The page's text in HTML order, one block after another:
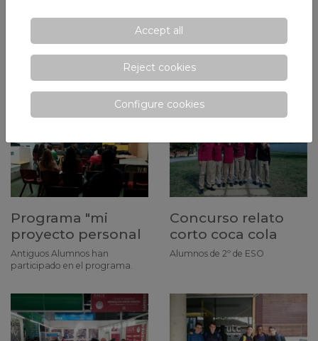
projects made by Primary and
Ong nasco feeding
minds
XALOC ha fet una donació dels
equips que s'han renovat
Programa "mi
proyecto personal
Antiguos Alumnos han
participado en el programa.
Concurso relato
corto coca cola
Alumnos de 2º de ESO
Accept all
Reject cookies
Configure cookies